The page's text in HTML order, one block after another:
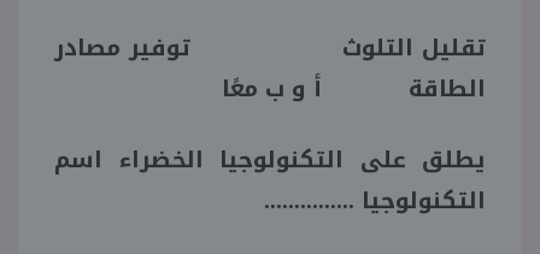
تقليل التلوث توفير مصادر
الطاقة أ و ب معًا
يطلق على التكنولوجيا الخضراء اسم
التكنولوجيا ...............